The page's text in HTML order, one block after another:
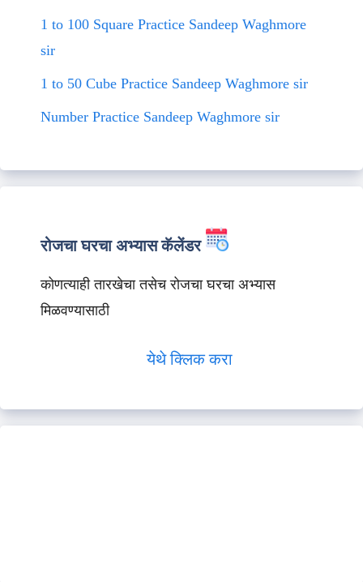
1 to 100 Square Practice Sandeep Waghmore
sir
1 to 50 Cube Practice Sandeep Waghmore sir
Number Practice Sandeep Waghmore sir
रोजचा घरचा अभ्यास कॅलेंडर
कोणत्याही तारखेचा तसेच रोजचा घरचा अभ्यास
मिळवण्यासाठी
येथे क्लिक करा